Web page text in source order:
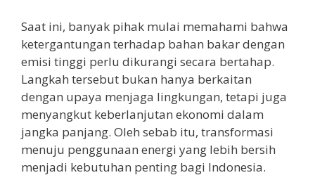
Saat ini, banyak pihak mulai memahami bahwa
ketergantungan terhadap bahan bakar dengan
emisi tinggi perlu dikurangi secara bertahap.
Langkah tersebut bukan hanya berkaitan
dengan upaya menjaga lingkungan, tetapi juga
menyangkut keberlanjutan ekonomi dalam
jangka panjang. Oleh sebab itu, transformasi
menuju penggunaan energi yang lebih bersih
menjadi kebutuhan penting bagi Indonesia.